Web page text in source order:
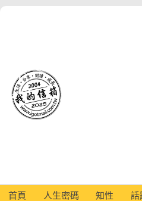
首頁 人生密碼 知性 話